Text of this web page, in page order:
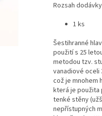
Rozsah
1 ks
Šestihranné
použití s 25
metodou tzv.
vanadiové oceli
což je mnohem
která je použita
tenké stěny
nepřístupných